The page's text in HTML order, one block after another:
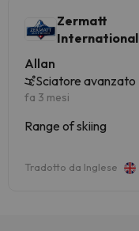
Zermatt
International
Allan
Sciatore avanzato
fa 3 mesi
Range of skiing
Tradotto da Inglese